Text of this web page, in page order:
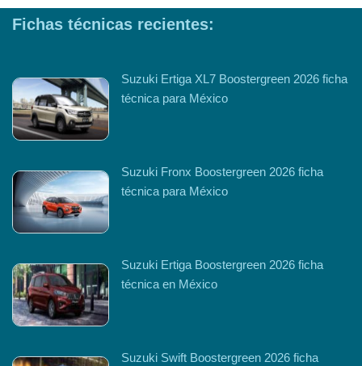
Fichas técnicas recientes:
Suzuki Ertiga XL7 Boostergreen 2026 ficha
técnica para México
Suzuki Fronx Boostergreen 2026 ficha
técnica para México
Suzuki Ertiga Boostergreen 2026 ficha
técnica en México
Suzuki Swift Boostergreen 2026 ficha